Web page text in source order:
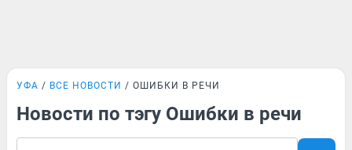
УФА ВСЕ НОВОСТИ ОШИБКИ В РЕЧИ
Новости по тэгу Ошибки в речи